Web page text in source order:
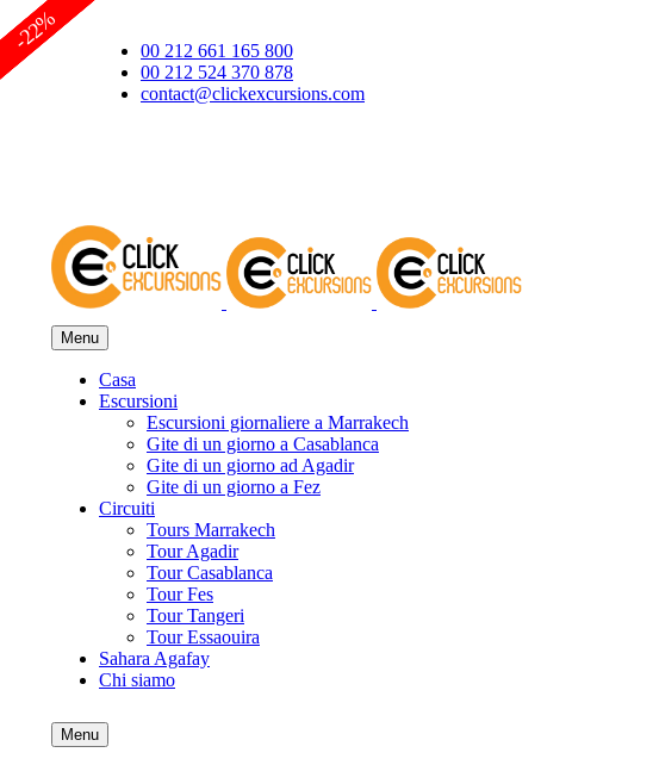
00 212 661 165 800
00 212 524 370 878
contact@clickexcursions.com
Menu
Casa
Escursioni
Escursioni giornaliere a Marrakech
Gite di un giorno a Casablanca
Gite di un giorno ad Agadir
Gite di un giorno a Fez
Circuiti
Tours Marrakech
Tour Agadir
Tour Casablanca
Tour Fes
Tour Tangeri
Tour Essaouira
Sahara Agafay
Chi siamo
Menu
-14%
-37%
-19%
-29%
-22%